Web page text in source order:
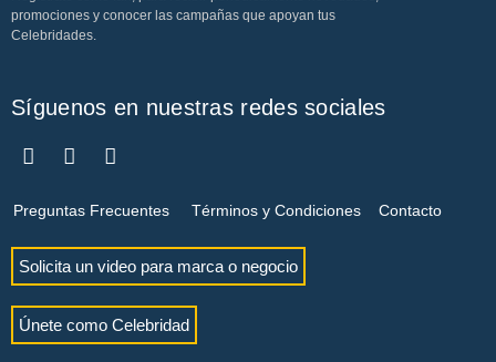
promociones y conocer las campañas que apoyan tus
Celebridades.
Síguenos en nuestras redes sociales
Preguntas Frecuentes Términos y Condiciones Contacto
Solicita un video para marca o negocio
Únete como Celebridad